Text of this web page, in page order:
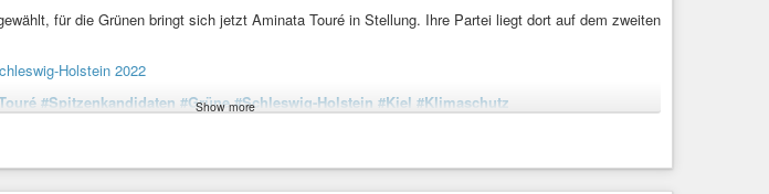
für die Grünen bringt sich jetzt Aminata Touré in Stellung. Ihre Partei liegt dort auf dem zweiten
Holstein 2022
#Spitzenkandidaten #Grüne #Schleswig-Holstein #Kiel #Klimaschutz
2027: Aminata Touré läutet Wahlkampf ein
Show more